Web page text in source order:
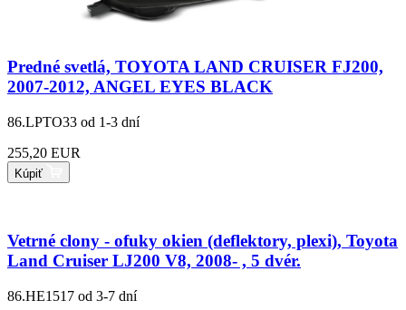
Predné svetlá, TOYOTA LAND CRUISER FJ200,
2007-2012, ANGEL EYES BLACK
86.LPTO33 od 1-3 dní
255,20 EUR
Kúpiť
Vetrné clony - ofuky okien (deflektory, plexi), Toyota
Land Cruiser LJ200 V8, 2008- , 5 dvér.
86.HE1517 od 3-7 dní